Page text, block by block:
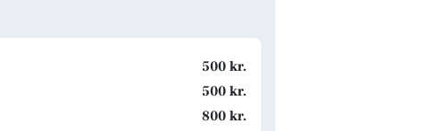
500 kr.
500 kr.
800 kr.